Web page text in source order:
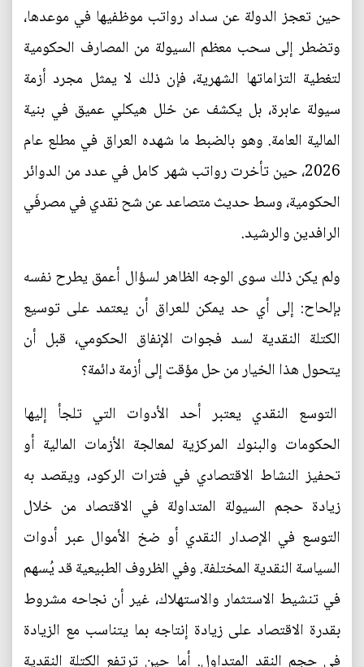
حين تعجز الدولة عن سداد رواتب موظفيها في موعدها،
وتضطر إلى سحب معظم السيولة من المصارف الحكومية
لتغطية التزاماتها الشهرية، فإن ذلك لا يمثل مجرد أزمة
سيولة عابرة، بل يكشف عن خلل هيكلي عميق في بنية
المالية العامة. وهو بالضبط ما شهده العراق في مطلع عام
2026، حين تأخرت رواتب شهر كامل في عدد من الدوائر
الحكومية، وسط حديث متصاعد عن شح نقدي في مصرفَي
الرافدين والرشيد.
ولم يكن ذلك سوى الوجه الظاهر لسؤال أعمق يطرح نفسه
بإلحاح: إلى أي حد يمكن للعراق أن يعتمد على توسيع
الكتلة النقدية لسد فجوات الإنفاق الحكومي، قبل أن
يتحول هذا الخيار من حل مؤقت إلى أزمة دائمة؟
التوسع النقدي يعتبر أحد الأدوات التي تلجأ إليها
الحكومات والبنوك المركزية لمعالجة الأزمات المالية أو
تحفيز النشاط الاقتصادي في فترات الركود، ويقصد به
زيادة حجم السيولة المتداولة في الاقتصاد من خلال
التوسع في الإصدار النقدي أو ضخ الأموال عبر أدوات
السياسة النقدية المختلفة. وفي الظروف الطبيعية قد يُسهم
في تنشيط الاستثمار والاستهلاك، غير أن نجاحه مشروط
بقدرة الاقتصاد على زيادة إنتاجه بما يتناسب مع الزيادة